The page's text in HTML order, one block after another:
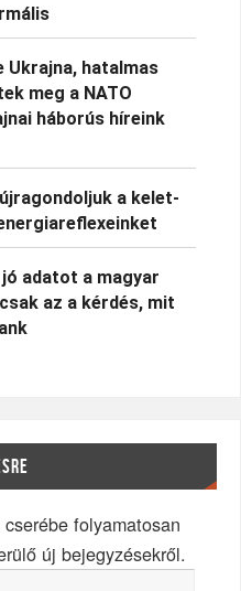
Ukrajna, hatalmas
meg a NATO
háborús híreink
a kelet-
adatot a magyar
az a kérdés, mit
folyamatosan
új bejegyzésekről.